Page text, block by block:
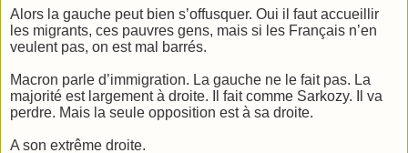
Alors la gauche peut bien s’offusquer. Oui il faut accueillir
les migrants, ces pauvres gens, mais si les Français n’en
veulent pas, on est mal barrés.
Macron parle d’immigration. La gauche ne le fait pas. La
majorité est largement à droite. Il fait comme Sarkozy. Il va
perdre. Mais la seule opposition est à sa droite.
A son extrême droite.